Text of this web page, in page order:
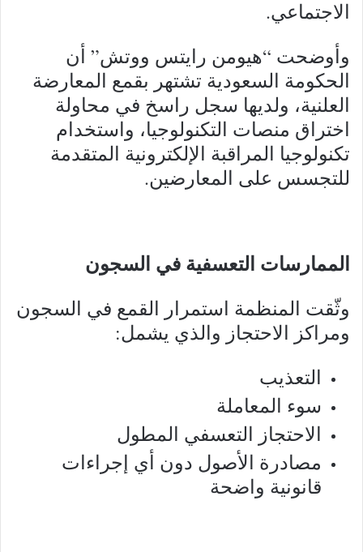
الاجتماعي.
وأوضحت “هيومن رايتس ووتش” أن
الحكومة السعودية تشتهر بقمع المعارضة
العلنية، ولديها سجل راسخ في محاولة
اختراق منصات التكنولوجيا، واستخدام
تكنولوجيا المراقبة الإلكترونية المتقدمة
للتجسس على المعارضين.
الممارسات التعسفية في السجون
وثّقت المنظمة استمرار القمع في السجون
ومراكز الاحتجاز والذي يشمل:
التعذيب
سوء المعاملة
الاحتجاز التعسفي المطول
مصادرة الأصول دون أي إجراءات
قانونية واضحة